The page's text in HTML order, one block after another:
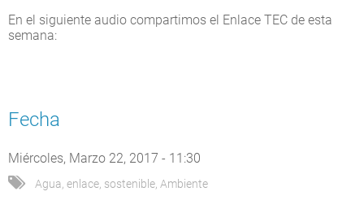
En el siguiente audio compartimos el Enlace TEC de esta
semana:
Fecha
Miércoles, Marzo 22, 2017 - 11:30
Agua enlace sostenible Ambiente